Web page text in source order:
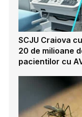
SCJU Craiova
20 de milioane
pacientilor cu